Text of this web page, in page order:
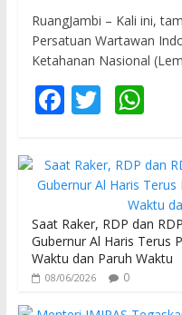
RuangJambi – Kali ini,
Persatuan Wartawan
Ketahanan Nasional
F
e
b
o
o
k
T
itt
er
W
at
s
A
p
p
Saat Raker, RDP dan
Gubernur Al Haris Terus
Waktu dan Paruh Waktu
08/06/2026 0